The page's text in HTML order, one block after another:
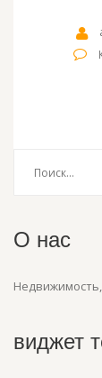
О нас
виджет